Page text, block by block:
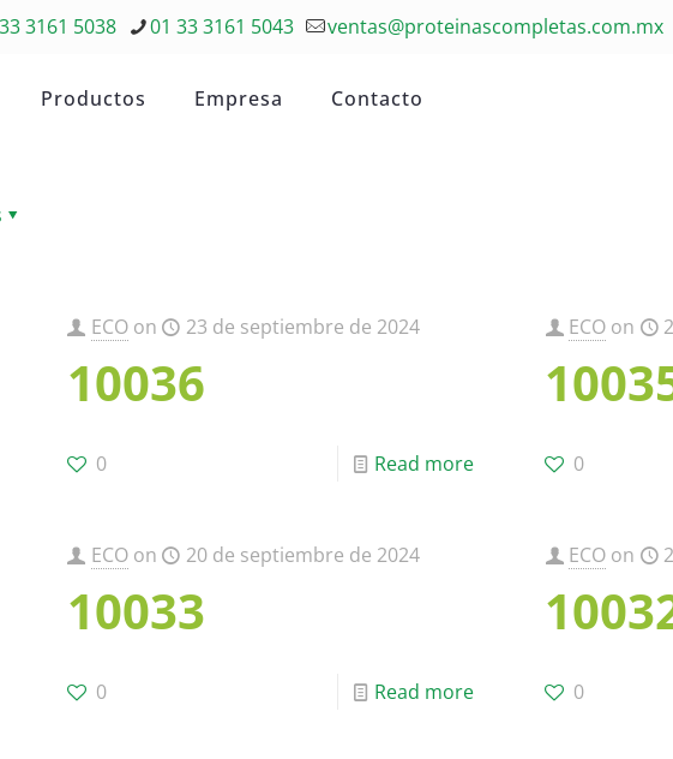
3161 5038 01 33 3161 5043 ventas@proteinascompletas.com.mx
Productos Empresa Contacto
ECO on 23 de septiembre de 2024
10036
0 Read more
ECO on
0
ECO on 20 de septiembre de 2024
10033
0 Read more
ECO on
0